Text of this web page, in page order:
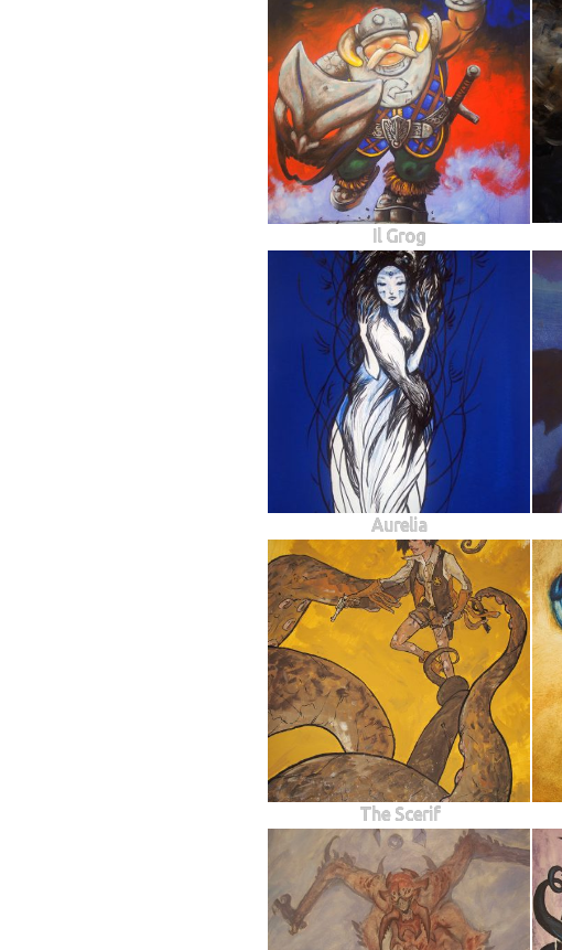
Il Grog
Aurelia
The Scerif